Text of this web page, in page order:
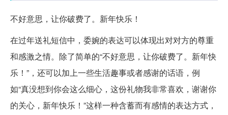
不好意思，让你破费了。新年快乐！
在过年送礼短信中，委婉的表达可以体现出对对方的尊重
和感激之情。除了简单的“不好意思，让你破费了。新年快
乐！”，还可以加上一些生活趣事或者感谢的话语，例
如“真没想到你会这么细心，这份礼物我非常喜欢，谢谢你
的关心，新年快乐！”这样一种含蓄而有感情的表达方式，